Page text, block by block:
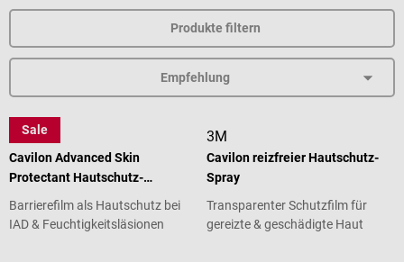
Produkte filtern
Sale
3M
Cavilon Advanced Skin
Protectant Hautschutz-
Applikator
Barrierefilm als Hautschutz bei
IAD & Feuchtigkeitsläsionen
3M
Cavilon reizfreier Hautschutz-
Spray
Transparenter Schutzfilm für
gereizte & geschädigte Haut